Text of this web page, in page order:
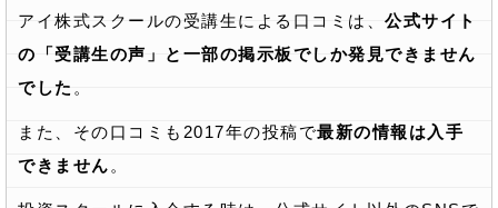
アイ株式スクールの受講生による口コミは、 公式サイト
の「受講生の声」と一部の掲示板でしか発見できません
でした 。
また、その口コミも2017年の投稿で最新の情報は入手
できません 。